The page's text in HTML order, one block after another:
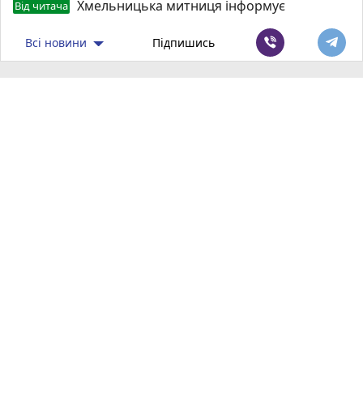
Від читача Хмельницька митниця інформує
Всі новини Підпишись